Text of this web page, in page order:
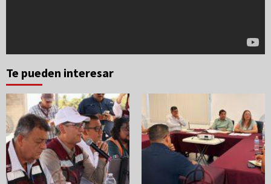
Te pueden interesar